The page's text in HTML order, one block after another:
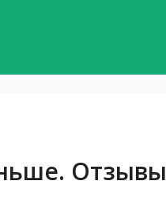
Отзывы